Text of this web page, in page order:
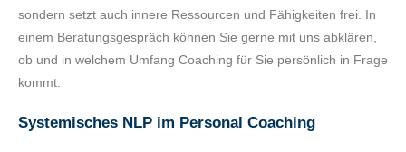
sondern setzt auch innere Ressourcen und Fähigkeiten frei. In
einem Beratungsgespräch können Sie gerne mit uns abklären,
ob und in welchem Umfang Coaching für Sie persönlich in Frage
kommt.
Systemisches NLP im Personal Coaching